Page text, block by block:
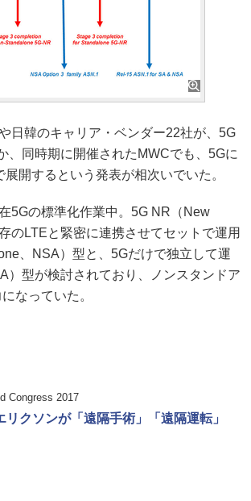
日韓のキャリア・ベンダー22社が、5G
、同時期に開催されたMWCでも、5Gに
開するという発表が相次いでいた。
5Gの標準化作業中。5G NR（New
のLTEと緊密に連携させてセットで運用
、NSA）型と、5Gだけで独立して運
）型が検討されており、ノンスタンドア
なっていた。
Congress 2017
クソンが「遠隔手術」「遠隔運転」